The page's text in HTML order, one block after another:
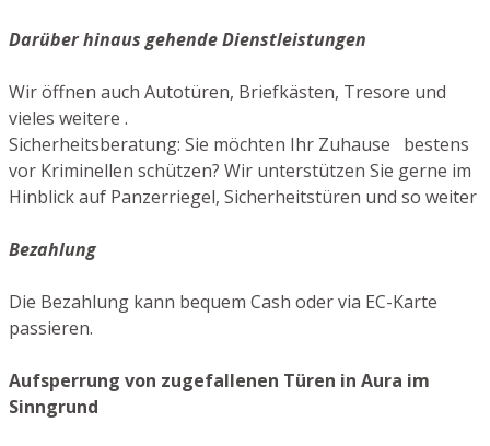
Darüber hinaus gehende Dienstleistungen
Wir öffnen auch Autotüren, Briefkästen, Tresore und
vieles weitere .
Sicherheitsberatung: Sie möchten Ihr Zuhause bestens
vor Kriminellen schützen? Wir unterstützen Sie gerne im
Hinblick auf Panzerriegel, Sicherheitstüren und so weiter
Bezahlung
Die Bezahlung kann bequem Cash oder via EC-Karte
passieren.
Aufsperrung von zugefallenen Türen in Aura im
Sinngrund